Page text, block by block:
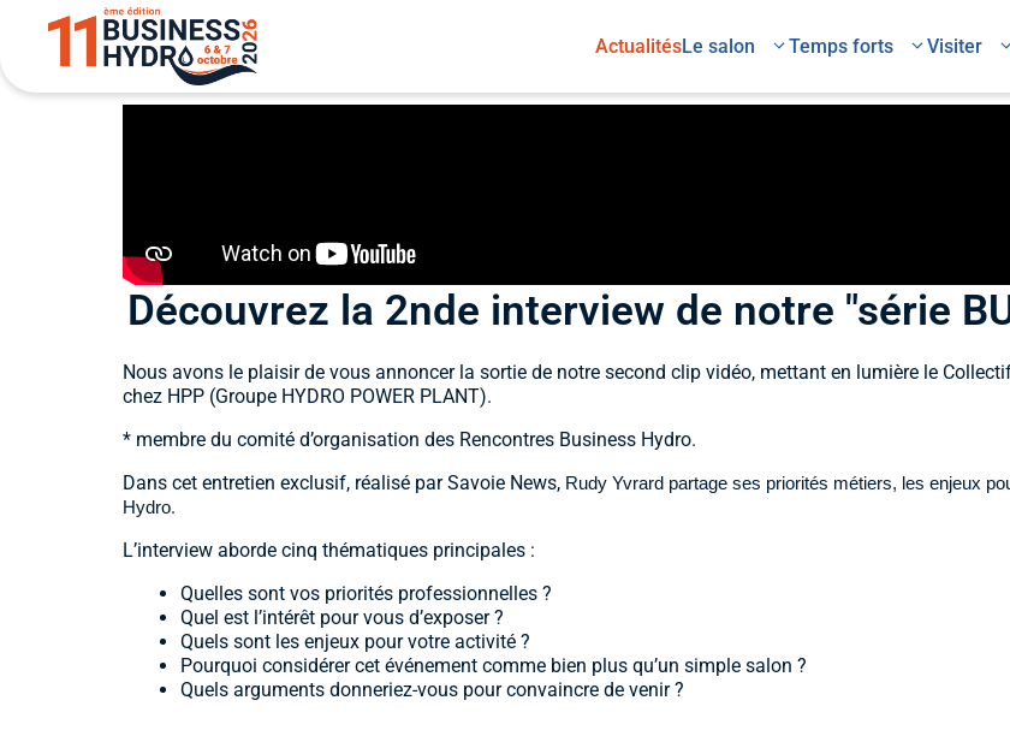
ActualitésLe salon Temps forts Visiter
Découvrez la 2nde interview de notre "série
Nous avons le plaisir de vous annoncer la sortie de notre second clip vidéo, mettant en lumière le
chez HPP (Groupe HYDRO POWER PLANT).
* membre du comité d’organisation des Rencontres Business Hydro.
Dans cet entretien exclusif, réalisé par Savoie News, Rudy Yvrard partage ses priorités métiers, les enjeux
Hydro.
L’interview aborde cinq thématiques principales :
Quelles sont vos priorités professionnelles ?
Quel est l’intérêt pour vous d’exposer ?
Quels sont les enjeux pour votre activité ?
Pourquoi considérer cet événement comme bien plus qu’un simple salon ?
Quels arguments donneriez-vous pour convaincre de venir ?